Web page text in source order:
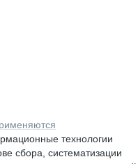
технологии
сбора, систематизации